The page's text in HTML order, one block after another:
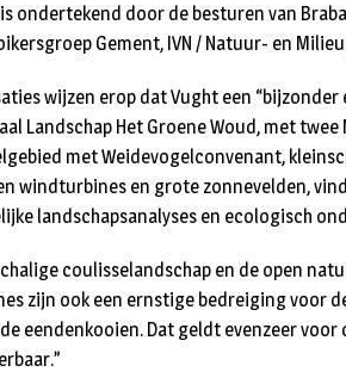
ondertekend door de besturen van
Gement, IVN / Natuur- en
wijzen erop dat Vught een
Landschap Het Groene Woud, met
met Weidevogelconvenant,
windturbines en grote zonnevelden,
landschapsanalyses en ecologisch
coulisselandschap en de open
zijn ook een ernstige bedreiging voor
eendenkooien. Dat geldt evenzeer voor